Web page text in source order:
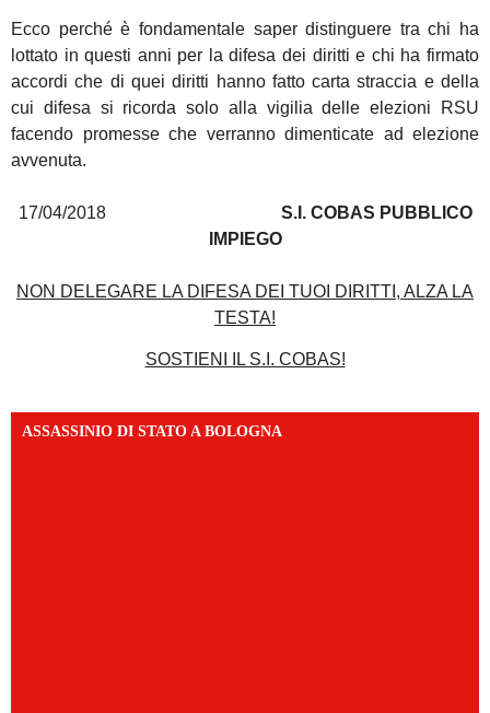
Ecco perché è fondamentale saper distinguere tra chi ha
lottato in questi anni per la difesa dei diritti e chi ha firmato
accordi che di quei diritti hanno fatto carta straccia e della
cui difesa si ricorda solo alla vigilia delle elezioni RSU
facendo promesse che verranno dimenticate ad elezione
avvenuta.
17/04/2018 S.I. COBAS PUBBLICO
IMPIEGO
NON DELEGARE LA DIFESA DEI TUOI DIRITTI, ALZA LA
TESTA!
SOSTIENI IL S.I. COBAS!
ASSASSINIO DI STATO A BOLOGNA